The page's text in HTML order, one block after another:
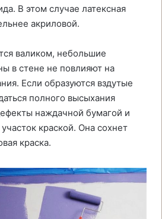
В этом случае латексная
акриловой.
валиком, небольшие
в стене не повлияют на
Если образуются вздутые
полного высыхания
наждачной бумагой и
краской. Она сохнет
краска.